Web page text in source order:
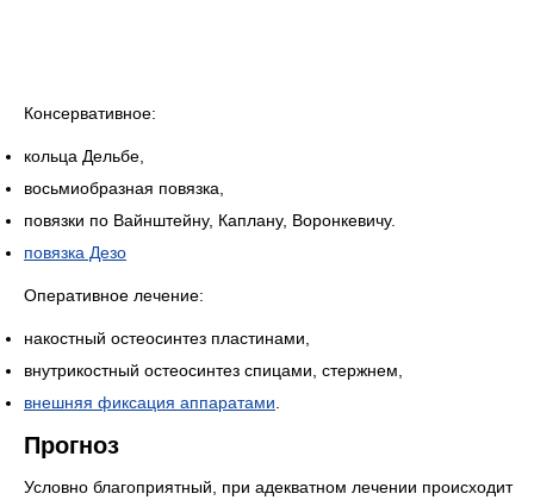
Консервативное:
кольца Дельбе,
восьмиобразная повязка,
повязки по Вайнштейну, Каплану, Воронкевичу.
повязка Дезо
Оперативное лечение:
накостный остеосинтез пластинами,
внутрикостный остеосинтез спицами, стержнем,
внешняя фиксация аппаратами
Прогноз
Условно благоприятный, при адекватном лечении происходит